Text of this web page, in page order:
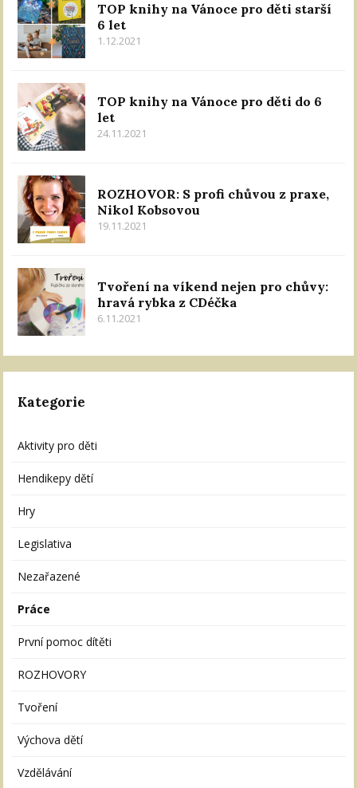
TOP knihy na Vánoce pro děti starší
6 let
1.12.2021
TOP knihy na Vánoce pro děti do 6
let
24.11.2021
ROZHOVOR: S profi chůvou z praxe,
Nikol Kobsovou
19.11.2021
Tvoření na víkend nejen pro chůvy:
hravá rybka z CDéčka
6.11.2021
Kategorie
Aktivity pro děti
Hendikepy dětí
Hry
Legislativa
Nezařazené
Práce
První pomoc dítěti
ROZHOVORY
Tvoření
Výchova dětí
Vzdělávání